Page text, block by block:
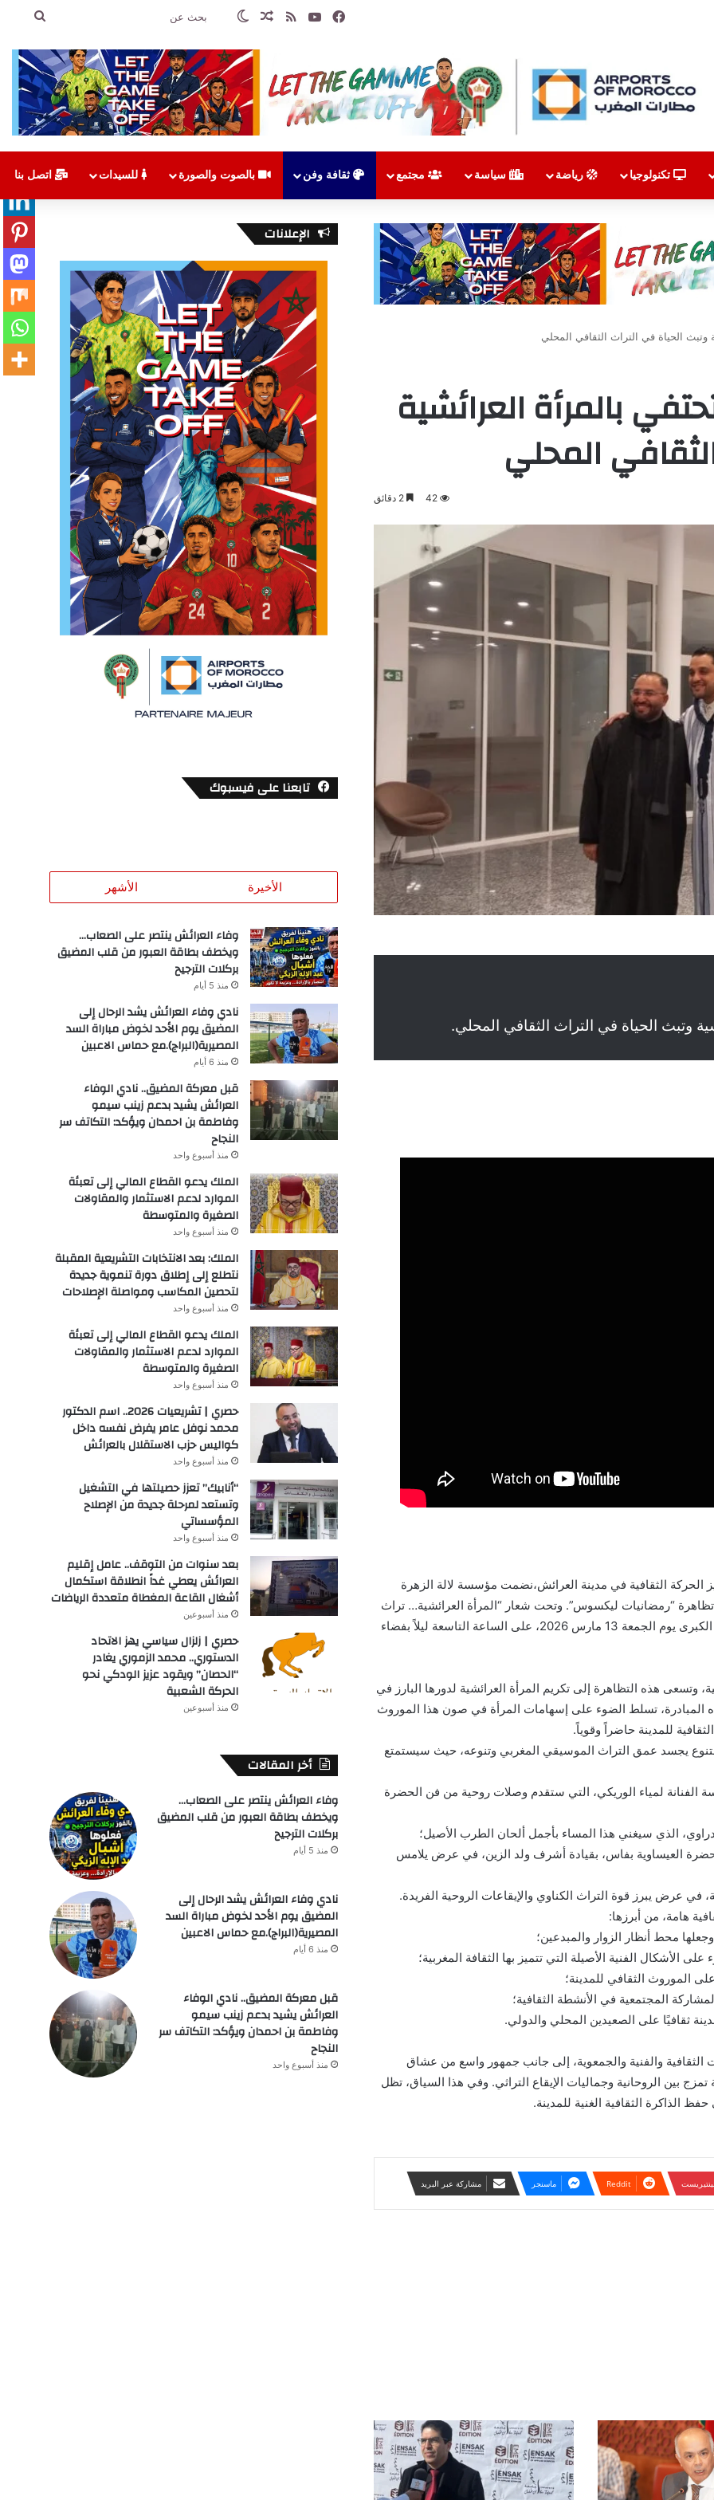
فيسبوك‫YouTubeملخص الموقع RSS
مقال عشوائي
الوضع المظلم
تكنولوجيا رياضة سياسة مجتمع ثقافة وفن بالصوت والصورة للسيدات اتصل بنا
الحياة في التراث الثقافي المحلي
بالمرأة العرائشية
المحلي
42 2 دقائق
وتبث الحياة في التراث الثقافي المحلي.
الحركة الثقافية في مدينة العرائش،نضمت مؤسسة لالة الزهرة
من تظاهرة “رمضانيات ليكسوس”. وتحت شعار “المرأة العرائشية… تراث
وفن أصيل نابض بالحياة”، يُنتظر أن تقام هذه الفعالية الرمضانية الكبرى يوم الجمعة 13 مارس 2026، على الساعة التاسعة ليلاً بفضاء
هذه التظاهرة إلى تكريم المرأة العرائشية لدورها البارز في
المبادرة، تسلط الضوء على إسهامات المرأة في صون هذا الموروث
للمدينة حاضراً وقوياً.
يجسد عمق التراث الموسيقي المغربي وتنوعه، حيث سيستمتع
الفنانة لمياء الوريكي، التي ستقدم وصلات روحية من فن الحضرة
الذي سيغني هذا المساء بأجمل ألحان الطرب الأصيل؛
العيساوية بفاس، بقيادة أشرف ولد الزين، في عرض يلامس
عرض يبرز قوة التراث الكناوي والإيقاعات الروحية الفريدة.
هامة، من أبرزها:
محط أنظار الزوار والمبدعين؛
الأشكال الفنية الأصيلة التي تتميز بها الثقافة المغربية؛
الموروث الثقافي للمدينة؛
المجتمعية في الأنشطة الثقافية؛
ثقافيًا على الصعيدين المحلي والدولي.
والفنية والجمعوية، إلى جانب جمهور واسع من عشاق
بين الروحانية وجماليات الإيقاع التراثي. وفي هذا السياق، تظل
الذاكرة الثقافية الغنية للمدينة.
بينتيريست ماسنجر مشاركة عبر البريد
الإعلانات
تابعنا على فيسبوك
الأخيرة الأشهر
وفاء العرائش ينتصر على الصعاب…
ويخطف بطاقة العبور من قلب المضيق
بركلات الترجيح
منذ 5 أيام
نادي وفاء العرائش يشد الرحال إلى
المضيق يوم الأحد لخوض مباراة السد
المصيرية(البراج).مع حماس الاعبين
منذ 6 أيام
قبل معركة المضيق.. نادي الوفاء
العرائش يشيد بدعم زينب سيمو
وفاطمة بن احمدان ويؤكد: التكاتف سر
النجاح
منذ أسبوع واحد
الملك يدعو القطاع المالي إلى تعبئة
الموارد لدعم الاستثمار والمقاولات
الصغيرة والمتوسطة
منذ أسبوع واحد
الملك: بعد الانتخابات التشريعية المقبلة
نتطلع إلى إطلاق دورة تنموية جديدة
لتحصين المكاسب ومواصلة الإصلاحات
منذ أسبوع واحد
الملك يدعو القطاع المالي إلى تعبئة
الموارد لدعم الاستثمار والمقاولات
الصغيرة والمتوسطة
منذ أسبوع واحد
حصري | تشريعيات 2026.. اسم الدكتور
محمد نوفل عامر يفرض نفسه داخل
كواليس حزب الاستقلال بالعرائش
منذ أسبوع واحد
“أنابيك” تعزز حصيلتها في التشغيل
وتستعد لمرحلة جديدة من الإصلاح
المؤسساتي
منذ أسبوع واحد
بعد سنوات من التوقف.. عامل إقليم
العرائش يعطي غداً انطلاقة استكمال
أشغال القاعة المغطاة متعددة الرياضات
منذ أسبوعين
حصري | زلزال سياسي يهز الاتحاد
الدستوري.. محمد الزموري يغادر
“الحصان” ويقود عزيز الودكي نحو
الحركة الشعبية
منذ أسبوعين
أخر المقالات
وفاء العرائش ينتصر على الصعاب…
ويخطف بطاقة العبور من قلب المضيق
بركلات الترجيح
منذ 5 أيام
نادي وفاء العرائش يشد الرحال إلى
المضيق يوم الأحد لخوض مباراة السد
المصيرية(البراج).مع حماس الاعبين
منذ 6 أيام
قبل معركة المضيق.. نادي الوفاء
العرائش يشيد بدعم زينب سيمو
وفاطمة بن احمدان ويؤكد: التكاتف سر
النجاح
منذ أسبوع واحد